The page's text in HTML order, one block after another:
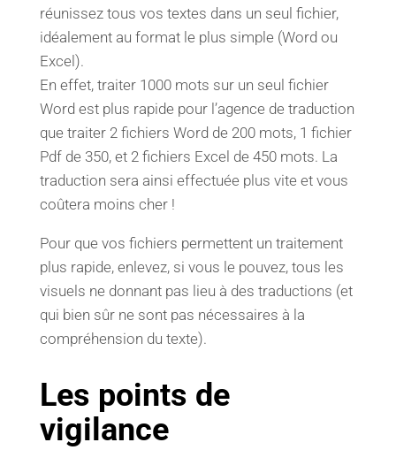
réunissez tous vos textes dans un seul fichier,
idéalement au format le plus simple (Word ou
Excel).
En effet, traiter 1000 mots sur un seul fichier
Word est plus rapide pour l’agence de traduction
que traiter 2 fichiers Word de 200 mots, 1 fichier
Pdf de 350, et 2 fichiers Excel de 450 mots. La
traduction sera ainsi effectuée plus vite et vous
coûtera moins cher !
Pour que vos fichiers permettent un traitement
plus rapide, enlevez, si vous le pouvez, tous les
visuels ne donnant pas lieu à des traductions (et
qui bien sûr ne sont pas nécessaires à la
compréhension du texte).
Les points de
vigilance